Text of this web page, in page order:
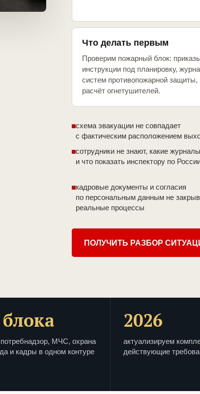
Что делать первым
Проверим пожарный блок:
инструкции под планировку,
систем противопожарной защиты,
расчёт огнетушителей.
схема эвакуации не совпадает
с фактическим расположением
сотрудники не знают, какие
и что показать инспектору по
кадровые документы и согласия
по персональным данным не
реальные процессы
ПОЛУЧИТЬ РАЗБОР
МЧС, охрана
и кадры в одном контуре
2026
актуализируем
действующие